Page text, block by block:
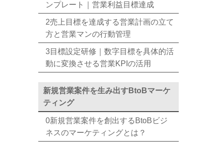
ンプレート｜営業利益目標達成
2売上目標を達成する営業計画の立て
方と営業マンの行動管理
3目標設定研修｜数字目標を具体的活
動に変換させる営業KPIの活用
新規営業案件を生み出すBtoBマーケ
ティング
0新規営業案件を創出するBtoBビジ
ネスのマーケティングとは？